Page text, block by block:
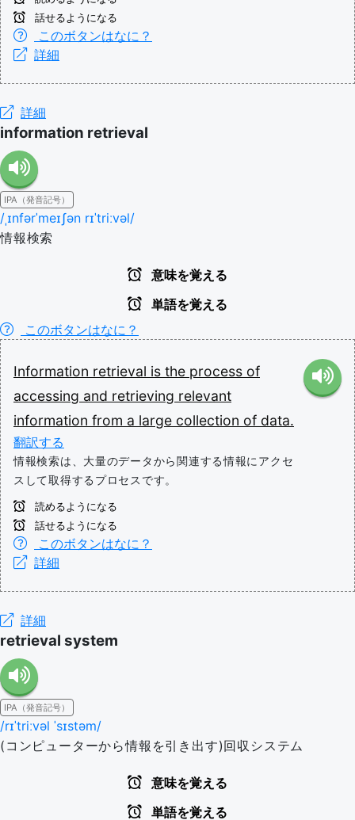
話せるようになる
このボタンはなに？
詳細
詳細
information retrieval
IPA（発音記号）
/ˌɪnfərˈmeɪʃən rɪˈtriːvəl/
情報検索
意味を覚える
単語を覚える
このボタンはなに？
Information retrieval is the process of
accessing and retrieving relevant
information from a large collection of data.
翻訳する
情報検索は、大量のデータから関連する情報にアクセ
スして取得するプロセスです。
読めるようになる
話せるようになる
このボタンはなに？
詳細
詳細
retrieval system
IPA（発音記号）
/rɪˈtriːvəl ˈsɪstəm/
(コンピューターから情報を引き出す)回収システム
意味を覚える
単語を覚える